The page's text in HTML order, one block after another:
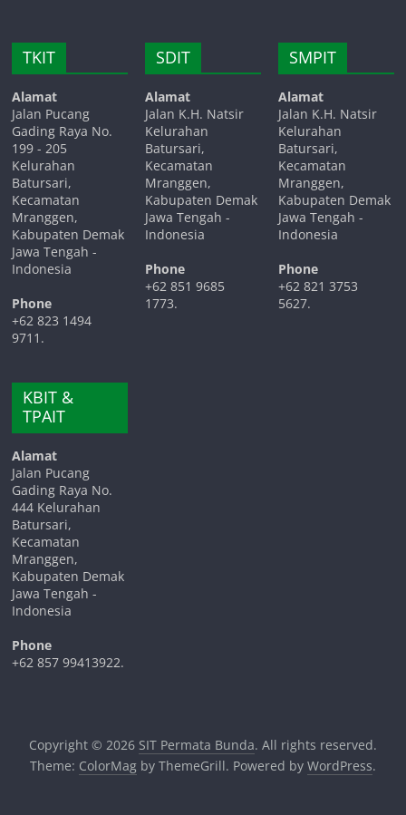
TKIT
Alamat
Jalan Pucang
Gading Raya No.
199 - 205
Kelurahan
Batursari,
Kecamatan
Mranggen,
Kabupaten Demak
Jawa Tengah -
Indonesia
Phone
+62 823 1494
9711.
KBIT &
TPAIT
Alamat
Jalan Pucang
Gading Raya No.
444 Kelurahan
Batursari,
Kecamatan
Mranggen,
Kabupaten Demak
Jawa Tengah -
Indonesia
Phone
+62 857 99413922.
SDIT
Alamat
Jalan K.H. Natsir
Kelurahan
Batursari,
Kecamatan
Mranggen,
Kabupaten Demak
Jawa Tengah -
Indonesia
Phone
+62 851 9685
1773.
SMPIT
Alamat
Jalan K.H. Natsir
Kelurahan
Batursari,
Kecamatan
Mranggen,
Kabupaten Demak
Jawa Tengah -
Indonesia
Phone
+62 821 3753
5627.
Copyright © 2026 SIT Permata Bunda. All rights reserved.
Theme: ColorMagby ThemeGrill. Powered by WordPress.